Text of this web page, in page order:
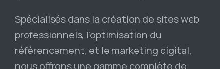
Spécialisés dans la création de sites web
professionnels, l'optimisation du
référencement, et le marketing digital,
nous offrons une gamme complète de